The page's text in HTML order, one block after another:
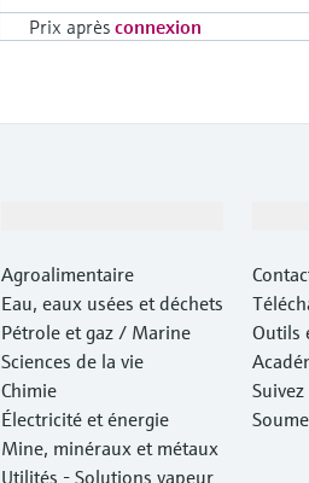
Prix après connexion
Agroalimentaire
Eau, eaux usées et déchets
Pétrole et gaz / Marine
Sciences de la vie
Chimie
Électricité et énergie
Mine, minéraux et métaux
Utilités - Solutions vapeur
Outils